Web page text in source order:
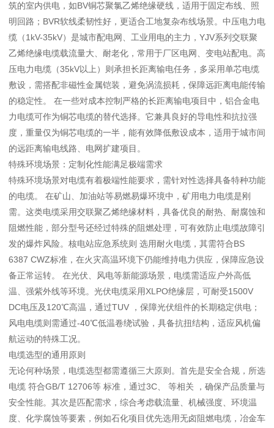
筑的室内供电，如BV铜芯聚氯乙烯绝缘硬线，适用于固定布线、照
明回路；BVR软线柔韧性好，更适合工地复杂布线场景。中压电力电
缆（1kV-35kV）是城市配电网、工业用电的主力，YJV系列交联聚
乙烯绝缘电缆载流量大、耐老化，常用于厂区电网、变电站配电。高
压电力电缆（35kV以上）则承担长距离输电任务，多采用单芯电缆
敷设，需搭配非磁性金属铠装，避免涡流损耗，保障远距离电能传输
的稳定性。 在一些对成本控制严格的长距离输电项目中，铝合金电
力电缆可作为铜芯电缆的替代选择。它兼具良好的导电性和抗拉强
度，重量仅为铜芯电缆的一半，能有效降低敷设成本，适用于城市间
的远距离输电线路、电网扩建项目。
特殊环境场景：定制化性能满足极端需求
特殊环境场景对电缆有着极端性能要求，需针对性选择具备特种功能
的电缆。 在矿山、加油站等易燃易爆环境中，矿用电力电缆是刚
需。这类电缆采用交联聚乙烯绝缘材料，具备优良的耐热、耐腐蚀和
阻燃性能，部分型号还经过特殊的阻燃处理，可有效防止电缆故障引
发的爆炸风险。核电站应急系统则 选用耐火电缆，其需符合BS
6387 CWZ标准，在火灾高温环境下仍能维持电力供应，保障应急设
备正常运转。 在光伏、风电等新能源场景，电缆需适应户外高低
温、强紫外线等环境。光伏电缆采用XLPO绝缘层，可耐受1500V
DC电压及120℃高温，通过TUV ，保障光伏组件的长期稳定供电；
风电电缆则需通过-40℃低温卷绕试验，具备抗扭结构，适应风机偏
航运动的特殊工况。
电缆选型的通用原则
无论何种场景，电缆选型都需遵循三大原则。首先是安全合规，所选
电缆 符合GB/T 12706等 标准，通过3C、 等相关 ，确保产品质量与
安全性能。其次是匹配需求，综合考虑载流量、机械强度、环境温
度、化学腐蚀等要素，例如石化项目优先选用无卤阻燃电缆，冶金车